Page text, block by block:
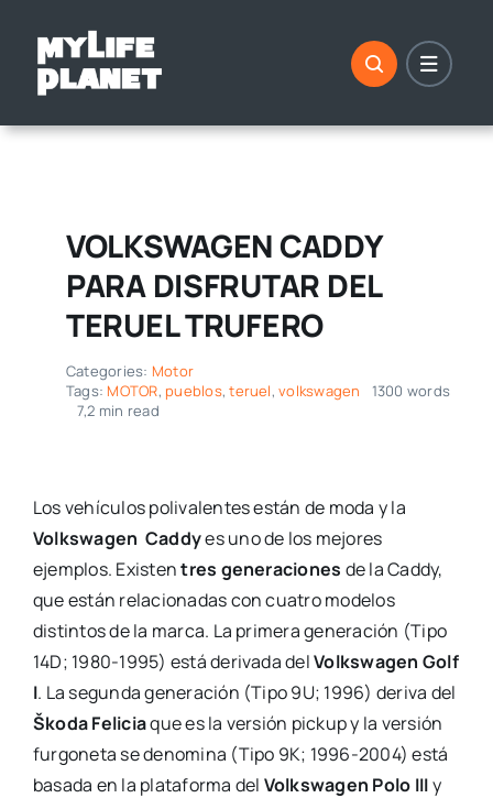
contenido
VOLKSWAGEN CADDY
PARA DISFRUTAR DEL
TERUEL TRUFERO
Categories: Motor
Tags: MOTOR, pueblos,teruel,volkswagen
1300 words
7,2 min read
Los vehículos polivalentes están de moda y la
Volkswagen Caddyes uno de los mejores
ejemplos. Existentres generaciones de la Caddy,
que están relacionadas con cuatro modelos
distintos de la marca. La primera generación (Tipo
14D; 1980-1995) está derivada delVolkswagen Golf
I. La segunda generación (Tipo 9U; 1996) deriva del
Škoda Feliciaque es la versión pickup y la versión
furgoneta se denomina (Tipo 9K; 1996-2004) está
basada en la plataforma del Volkswagen Polo IIIy